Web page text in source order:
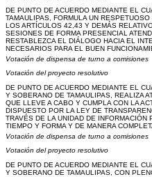
DE PUNTO DE ACUERDO MEDIANTE EL
TAMAULIPAS, FORMULA UN
LOS ARTÍCULOS 42,43 Y DEMÁS
SESIONES DE FORMA PRESENCIAL
RESTABLEZCA EL DIÁLOGO HACIA EL
NECESARIOS PARA EL BUEN
Votación de dispensa de turno a comisiones
Votación del proyecto resolutivo
DE PUNTO DE ACUERDO MEDIANTE EL
Y SOBERANO DE TAMAULIPAS, REALIZA
QUE LLEVE A CABO Y CUMPLA CON LA
DISPUESTO POR LA LEY DE
TRAVÉS DE LA UNIDAD DE INFORMACIÓN
TIEMPO Y FORMA Y DE MANERA
Votación de dispensa de turno a comisiones
Votación del proyecto resolutivo
DE PUNTO DE ACUERDO MEDIANTE EL
Y SOBERANO DE TAMAULIPAS, CON